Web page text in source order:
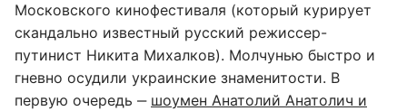
Московского кинофестиваля (который курирует
скандально известный русский режиссер-
путинист Никита Михалков). Молчунью быстро и
гневно осудили украинские знаменитости. В
первую очередь ‒ шоумен Анатолий Анатолич и